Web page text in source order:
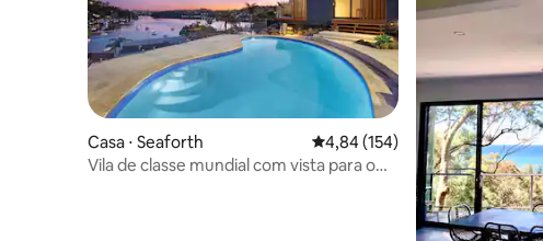
Casa ⋅ Seaforth 4,84 de uma avaliação média
4,84 (154)
Vila de classe mundial com vista para o